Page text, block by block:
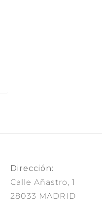
Dirección:
Calle Añastro, 1
28033 MADRID